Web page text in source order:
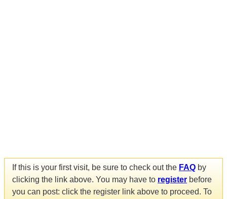
If this is your first visit, be sure to check out the FAQ by
clicking the link above. You may have to register before
you can post: click the register link above to proceed. To